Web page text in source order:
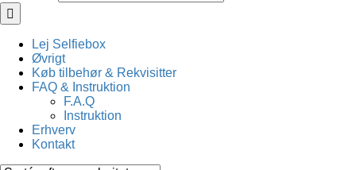
Lej Selfiebox
Øvrigt
Køb tilbehør & Rekvisitter
FAQ & Instruktion
F.A.Q
Instruktion
Erhverv
Kontakt